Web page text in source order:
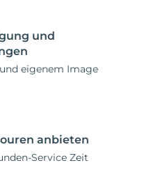
und
eigenem Image
anbieten
Service Zeit